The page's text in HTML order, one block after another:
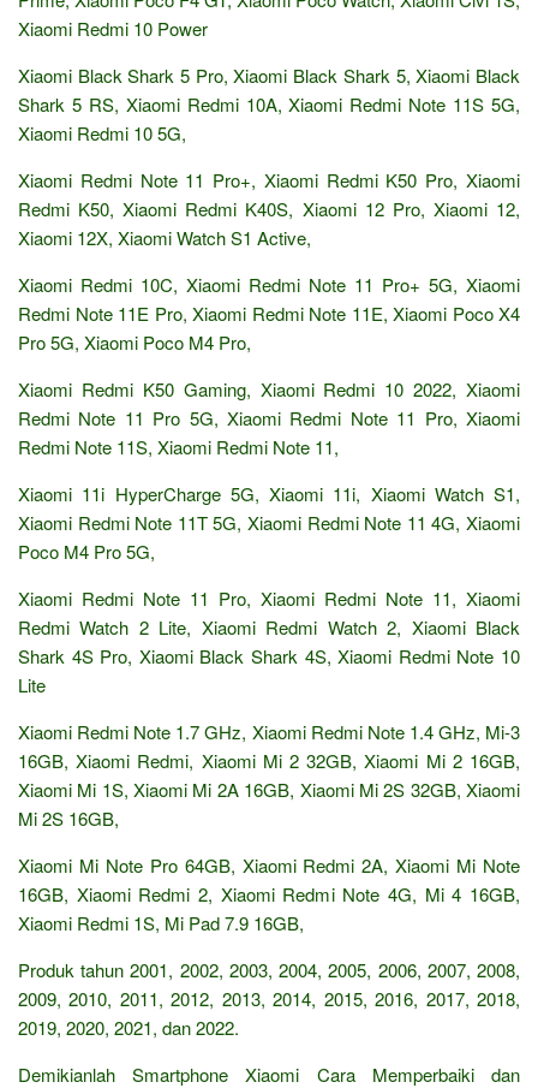
Xiaomi Redmi 10 Power
Xiaomi Black Shark 5 Pro, Xiaomi Black Shark 5, Xiaomi Black
Shark 5 RS, Xiaomi Redmi 10A, Xiaomi Redmi Note 11S 5G,
Xiaomi Redmi 10 5G,
Xiaomi Redmi Note 11 Pro+, Xiaomi Redmi K50 Pro, Xiaomi
Redmi K50, Xiaomi Redmi K40S, Xiaomi 12 Pro, Xiaomi 12,
Xiaomi 12X, Xiaomi Watch S1 Active,
Xiaomi Redmi 10C, Xiaomi Redmi Note 11 Pro+ 5G, Xiaomi
Redmi Note 11E Pro, Xiaomi Redmi Note 11E, Xiaomi Poco X4
Pro 5G, Xiaomi Poco M4 Pro,
Xiaomi Redmi K50 Gaming, Xiaomi Redmi 10 2022, Xiaomi
Redmi Note 11 Pro 5G, Xiaomi Redmi Note 11 Pro, Xiaomi
Redmi Note 11S, Xiaomi Redmi Note 11,
Xiaomi 11i HyperCharge 5G, Xiaomi 11i, Xiaomi Watch S1,
Xiaomi Redmi Note 11T 5G, Xiaomi Redmi Note 11 4G, Xiaomi
Poco M4 Pro 5G,
Xiaomi Redmi Note 11 Pro, Xiaomi Redmi Note 11, Xiaomi
Redmi Watch 2 Lite, Xiaomi Redmi Watch 2, Xiaomi Black
Shark 4S Pro, Xiaomi Black Shark 4S, Xiaomi Redmi Note 10
Lite
Xiaomi Redmi Note 1.7 GHz, Xiaomi Redmi Note 1.4 GHz, Mi-3
16GB, Xiaomi Redmi, Xiaomi Mi 2 32GB, Xiaomi Mi 2 16GB,
Xiaomi Mi 1S, Xiaomi Mi 2A 16GB, Xiaomi Mi 2S 32GB, Xiaomi
Mi 2S 16GB,
Xiaomi Mi Note Pro 64GB, Xiaomi Redmi 2A, Xiaomi Mi Note
16GB, Xiaomi Redmi 2, Xiaomi Redmi Note 4G, Mi 4 16GB,
Xiaomi Redmi 1S, Mi Pad 7.9 16GB,
Produk tahun 2001, 2002, 2003, 2004, 2005, 2006, 2007, 2008,
2009, 2010, 2011, 2012, 2013, 2014, 2015, 2016, 2017, 2018,
2019, 2020, 2021, dan 2022.
Demikianlah Smartphone Xiaomi Cara Memperbaiki dan